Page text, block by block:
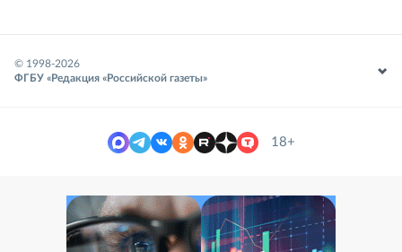
© 1998-2026
ФГБУ «Редакция «Российской газеты»
18+